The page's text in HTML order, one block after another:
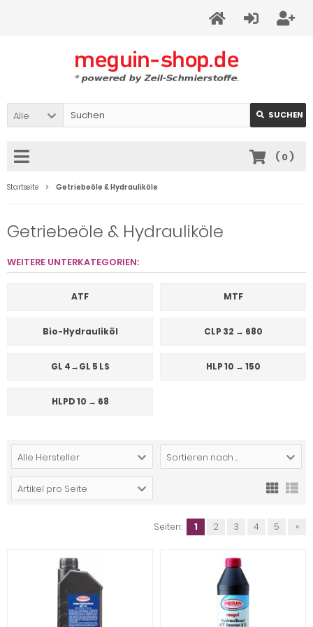
Alle SUCHEN
( 0)
Startseite Getriebeöle & Hydrauliköle
Getriebeöle & Hydrauliköle
WEITERE UNTERKATEGORIEN:
ATF MTF
Bio-Hydrauliköl CLP 32 → 680
GL 4→GL 5 LS HLP 10 → 150
HLPD 10 → 68
Alle Hersteller Sortieren nach ...
Artikel pro Seite
Seiten: 1 2 3 4 5 »